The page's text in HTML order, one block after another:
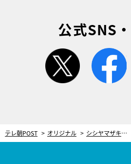
公式SNS
twitter
テレ朝POST オリジナル シシヤマザキが思い描く、アニメーションとアートの未来。コロナ禍で感じた壮大な気づきと希望